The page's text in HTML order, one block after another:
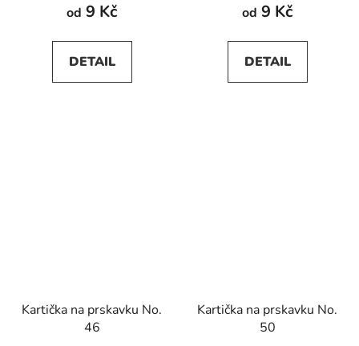
od 9 Kč
DETAIL
od 9 Kč
DETAIL
Kartička na prskavku No.
46
Kartička na prskavku No.
50